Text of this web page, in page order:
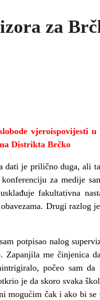
za
vjeroispovijesti
Distrikta Brčko
dati je prilično duga, ali
za medije
fakultativna
Drugi razlog
potpisao nalog
me činjenica
počeo sam
je da skoro svaka
mogućim čak i ako bi